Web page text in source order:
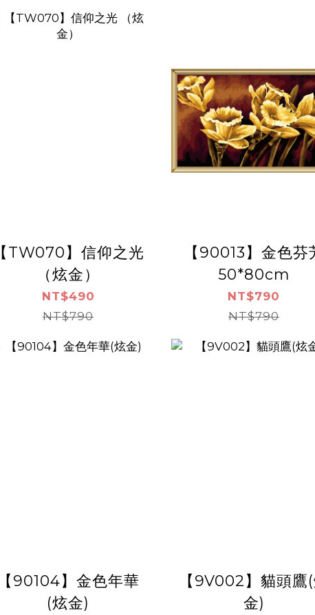
【TW070】信仰之光
（炫金）
NT$490
NT$790
【90013】金色芬
50*80cm
NT$790
NT$790
【90104】金色年華
(炫金)
【9V002】貓頭鷹
金)